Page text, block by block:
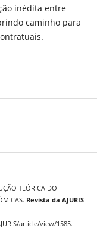
inédita entre
caminho para
TEÓRICA DO
Revista da AJURIS
article/view/1585.